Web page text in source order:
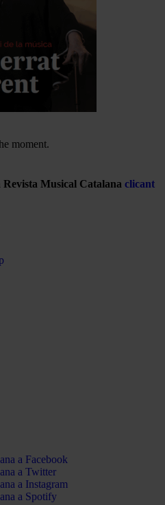
moment.
Revista Musical Catalana clicant
a Facebook
a Twitter
a Instagram
a Spotify